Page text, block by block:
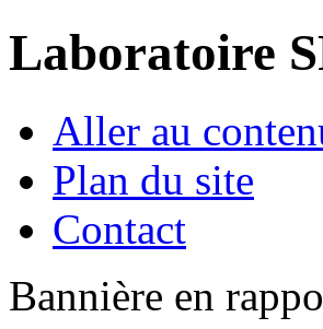
Laboratoire
Aller au
Plan du site
Contact
Bannière en